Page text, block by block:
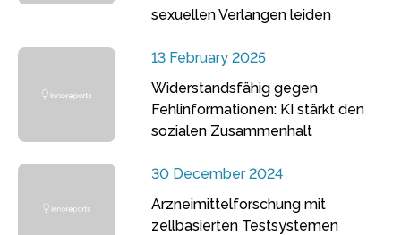
sexuellen Verlangen leiden
13 February 2025
Widerstandsfähig gegen
Fehlinformationen: KI stärkt den
sozialen Zusammenhalt
30 December 2024
Arzneimittelforschung mit
zellbasierten Testsystemen